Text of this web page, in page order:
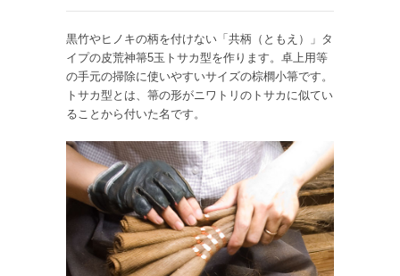
黒竹やヒノキの柄を付けない「共柄（ともえ）」タ
イプの皮荒神箒5玉トサカ型を作ります。卓上用等
の手元の掃除に使いやすいサイズの棕櫚小箒です。
トサカ型とは、箒の形がニワトリのトサカに似てい
ることから付いた名です。